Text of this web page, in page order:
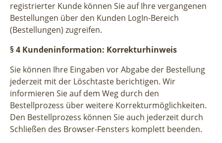
registrierter Kunde können Sie auf Ihre vergangenen
Bestellungen über den Kunden LogIn-Bereich
(Bestellungen) zugreifen.
§ 4 Kundeninformation: Korrekturhinweis
Sie können Ihre Eingaben vor Abgabe der Bestellung
jederzeit mit der Löschtaste berichtigen. Wir
informieren Sie auf dem Weg durch den
Bestellprozess über weitere Korrekturmöglichkeiten.
Den Bestellprozess können Sie auch jederzeit durch
Schließen des Browser-Fensters komplett beenden.